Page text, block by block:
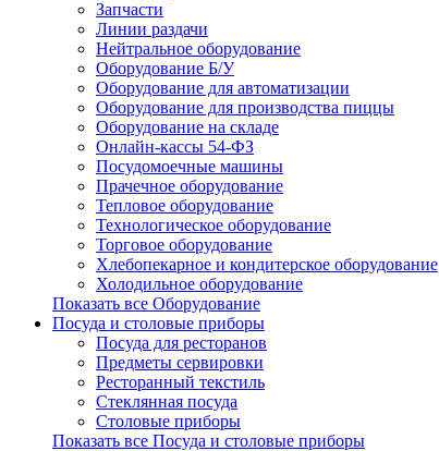
Запчасти
Линии раздачи
Нейтральное оборудование
Оборудование Б/У
Оборудование для автоматизации
Оборудование для производства пиццы
Оборудование на складе
Онлайн-кассы 54-ФЗ
Посудомоечные машины
Прачечное оборудование
Тепловое оборудование
Технологическое оборудование
Торговое оборудование
Хлебопекарное и кондитерское оборудование
Холодильное оборудование
Показать все Оборудование
Посуда и столовые приборы
Посуда для ресторанов
Предметы сервировки
Ресторанный текстиль
Стеклянная посуда
Столовые приборы
Показать все Посуда и столовые приборы